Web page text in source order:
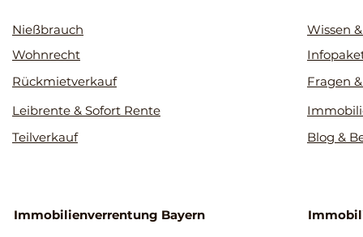
Nießbrauch
Wohnrecht
Rückmietverkauf
Leibrente & Sofort Rente
Teilverkauf
Immobilienverrentung Bayern
Wissen
Fragen
Blog &